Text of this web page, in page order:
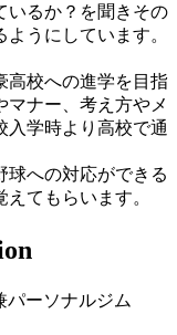
いるか？を聞きその
うにしています。
高校への進学を目指
マナー、考え方やメ
入学時より高校で通
球への対応ができる
てもらいます。
パーソナルジム